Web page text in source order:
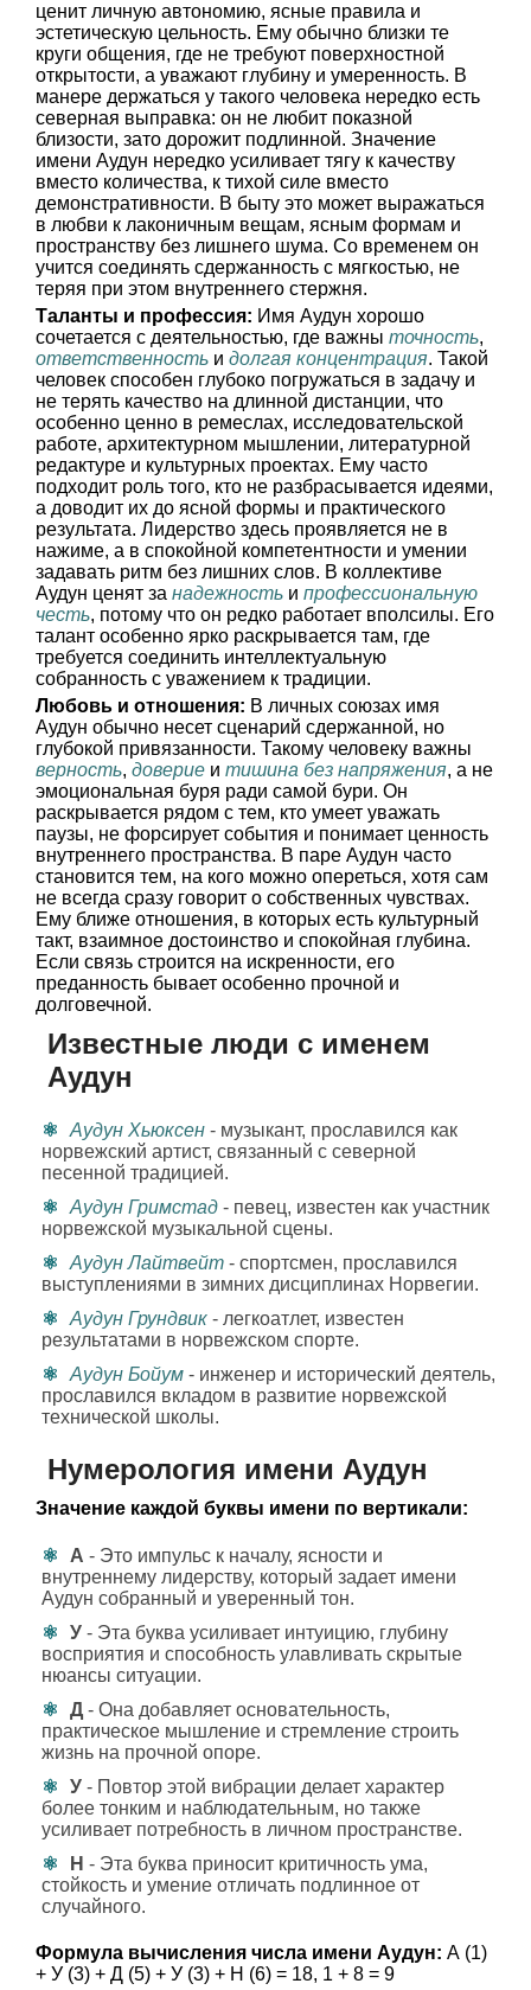
ценит личную автономию, ясные правила и
эстетическую цельность. Ему обычно близки те
круги общения, где не требуют поверхностной
открытости, а уважают глубину и умеренность. В
манере держаться у такого человека нередко есть
северная выправка: он не любит показной
близости, зато дорожит подлинной. Значение
имени Аудун нередко усиливает тягу к качеству
вместо количества, к тихой силе вместо
демонстративности. В быту это может выражаться
в любви к лаконичным вещам, ясным формам и
пространству без лишнего шума. Со временем он
учится соединять сдержанность с мягкостью, не
теряя при этом внутреннего стержня.
Таланты и профессия: Имя Аудун хорошо
сочетается с деятельностью, где важны точность,
ответственность и долгая концентрация. Такой
человек способен глубоко погружаться в задачу и
не терять качество на длинной дистанции, что
особенно ценно в ремеслах, исследовательской
работе, архитектурном мышлении, литературной
редактуре и культурных проектах. Ему часто
подходит роль того, кто не разбрасывается идеями,
а доводит их до ясной формы и практического
результата. Лидерство здесь проявляется не в
нажиме, а в спокойной компетентности и умении
задавать ритм без лишних слов. В коллективе
Аудун ценят за надежность и профессиональную
честь, потому что он редко работает вполсилы. Его
талант особенно ярко раскрывается там, где
требуется соединить интеллектуальную
собранность с уважением к традиции.
Любовь и отношения: В личных союзах имя
Аудун обычно несет сценарий сдержанной, но
глубокой привязанности. Такому человеку важны
верность, доверие и тишина без напряжения, а не
эмоциональная буря ради самой бури. Он
раскрывается рядом с тем, кто умеет уважать
паузы, не форсирует события и понимает ценность
внутреннего пространства. В паре Аудун часто
становится тем, на кого можно опереться, хотя сам
не всегда сразу говорит о собственных чувствах.
Ему ближе отношения, в которых есть культурный
такт, взаимное достоинство и спокойная глубина.
Если связь строится на искренности, его
преданность бывает особенно прочной и
долговечной.
Известные люди с именем
Аудун
Аудун Хьюксен - музыкант, прославился как
норвежский артист, связанный с северной
песенной традицией.
Аудун Гримстад - певец, известен как участник
норвежской музыкальной сцены.
Аудун Лайтвейт - спортсмен, прославился
выступлениями в зимних дисциплинах Норвегии.
Аудун Грундвик - легкоатлет, известен
результатами в норвежском спорте.
Аудун Бойум - инженер и исторический деятель,
прославился вкладом в развитие норвежской
технической школы.
Нумерология имени Аудун
Значение каждой буквы имени по вертикали:
А - Это импульс к началу, ясности и
внутреннему лидерству, который задает имени
Аудун собранный и уверенный тон.
У - Эта буква усиливает интуицию, глубину
восприятия и способность улавливать скрытые
нюансы ситуации.
Д - Она добавляет основательность,
практическое мышление и стремление строить
жизнь на прочной опоре.
У - Повтор этой вибрации делает характер
более тонким и наблюдательным, но также
усиливает потребность в личном пространстве.
Н - Эта буква приносит критичность ума,
стойкость и умение отличать подлинное от
случайного.
Формула вычисления числа имени Аудун: А (1)
+ У (3) + Д (5) + У (3) + Н (6) = 18, 1 + 8 = 9